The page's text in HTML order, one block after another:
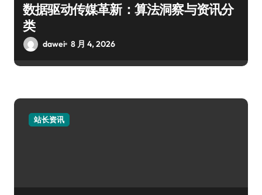
数据驱动传媒革新：算法洞察与资讯分
类
dawei 8 月 4, 2026
站长资讯